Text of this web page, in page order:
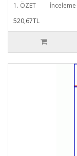
1. ÖZET İnceleme
520,67TL